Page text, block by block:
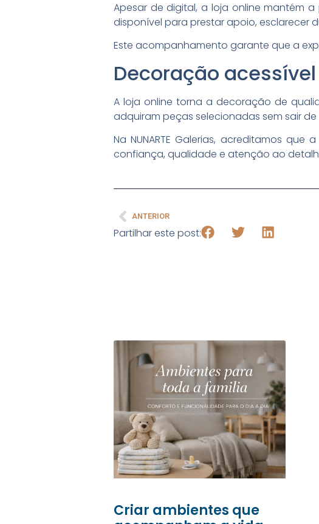
Apesar de digital, a loja online mantém a
disponível para prestar apoio, esclarecer
Este acompanhamento garante que a
Decoração
A loja online torna a decoração de
adquiram peças selecionadas sem sair de
Na NUNARTE Galerias, acreditamos
confiança, qualidade e atenção ao
ANTERIOR
Partilhar este post:
Criar ambientes que